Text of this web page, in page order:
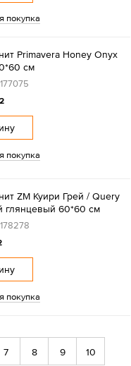
покупка
Primavera Honey Onyx
см
покупка
ZM Куири Грей / Query
глянцевый 60*60 см
покупка
7 8 9 10